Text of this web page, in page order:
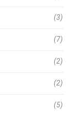
(3)
(7)
(2)
(2)
(5)